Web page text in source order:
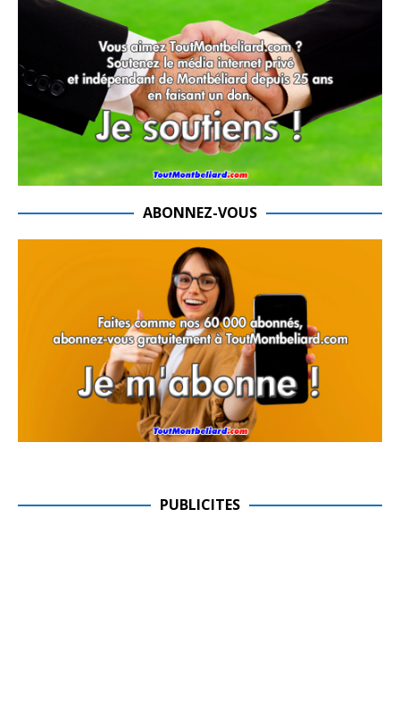
ABONNEZ-VOUS
PUBLICITES